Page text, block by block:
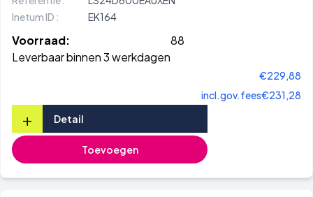
Inetum ID :
EK164
Voorraad:
88
Leverbaar binnen 3 werkdagen
€229,88
incl.gov.fees€231,28
+ Detail
Toevoegen